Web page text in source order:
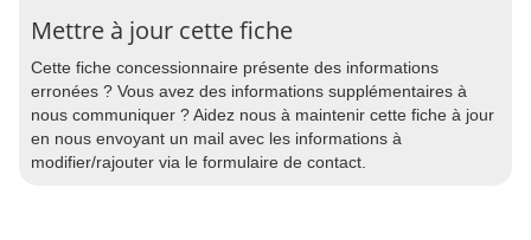
Mettre à jour cette fiche
Cette fiche concessionnaire présente des informations
erronées ? Vous avez des informations supplémentaires à
nous communiquer ? Aidez nous à maintenir cette fiche à jour
en nous envoyant un mail avec les informations à
modifier/rajouter via le formulaire de contact.